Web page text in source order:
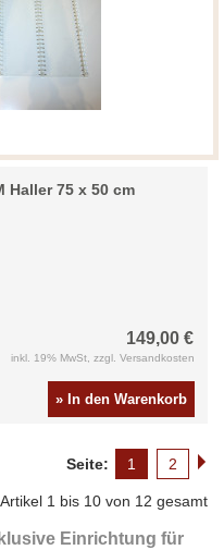
Haller 75 x 50 cm
149,00 €
inkl. 19% MwSt, zzgl. Versandkosten
» In den Warenkorb
Seite: 1 2
Artikel 1 bis 10 von 12 gesamt
Einrichtung für